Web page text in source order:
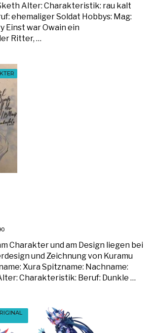
Alter: Charakteristik: rau kalt
ehemaliger Soldat Hobbys: Mag:
Einst war Owain ein
Ritter, …
Charakter und am Design liegen bei
und Zeichnung von Kuramu
Xura Spitzname: Nachname:
Charakteristik: Beruf: Dunkle …